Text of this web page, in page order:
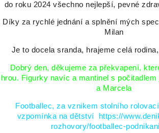
do roku 2024 všechno nejlepší, pevné
Díky za rychlé jednání a splnění mých
Milan
Je to docela sranda, hrajeme celá
Dobrý den, děkujeme za překvapení,
hrou. Figurky navíc a mantinel s
a Marcela
Footballec, za vznikem stolního
vzpomínka na dětství
https://
rozhovory/footballec-